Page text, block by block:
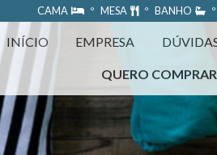
desenv-web/htm11/
CAMA º MESA º BANHO
INÍCIO EMPRESA
QUERO COMPRAR